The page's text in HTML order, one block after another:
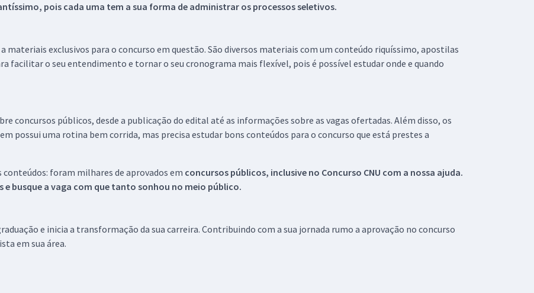
pois cada uma tem a sua forma de administrar os processos seletivos.
materiais exclusivos para o concurso em questão. São diversos materiais com um conteúdo riquíssimo, apostilas
facilitar o seu entendimento e tornar o seu cronograma mais flexível, pois é possível estudar onde e quando
concursos públicos, desde a publicação do edital até as informações sobre as vagas ofertadas. Além disso, os
possui uma rotina bem corrida, mas precisa estudar bons conteúdos para o concurso que está prestes a
foram milhares de aprovados em concursos públicos, inclusive no Concurso CNU com a nossa ajuda.
e busque a vaga com que tanto sonhou no meio público.
e inicia a transformação da sua carreira. Contribuindo com a sua jornada rumo a aprovação no concurso
em sua área.